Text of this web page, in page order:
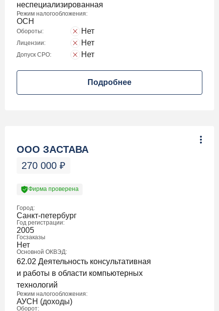
неспециализированная
Режим налогообложения:
ОСН
Обороты: Нет
Лицензии: Нет
Допуск СРО: Нет
Подробнее
ООО ЗАСТАВА
270 000 ₽
Фирма проверена
Город:
Санкт-петербург
Год регистрации:
2005
Госзаказы
Нет
Основной ОКВЭД:
62.02 Деятельность консультативная
и работы в области компьютерных
технологий
Режим налогообложения:
АУСН (доходы)
Оборот: